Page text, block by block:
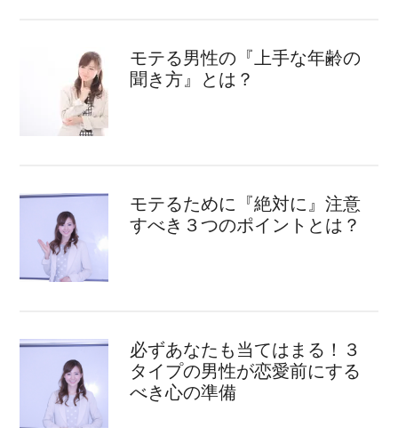
モテる男性の『上手な年齢の
聞き方』とは？
モテるために『絶対に』注意
すべき３つのポイントとは？
必ずあなたも当てはまる！３
タイプの男性が恋愛前にする
べき心の準備